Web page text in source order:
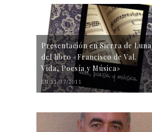
Presentación en Sierra de Luna
del libro «Francisco de Val.
Vida, Poesía y Música»
EN 31/07/2011